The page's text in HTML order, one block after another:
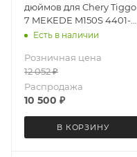
дюймов для Chery Tiggo
7 MEKEDE M150S 4401-
6199 Android 12 2+32 Gb
Есть в наличии
Розничная цена
12 052₽
Распродажа
10 500 ₽
В КОРЗИНУ